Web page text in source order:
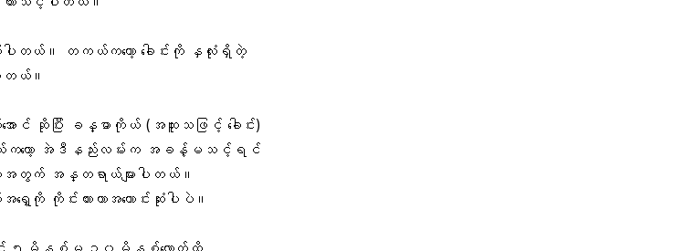
ပါတယ်။ တကယ်ကတော့ ခေါင်းကို နှလုံးရှိတဲ့
တယ်။
က်အောင် ဆိုပြီး ခန္ဓာကိုယ် (အထူးသဖြင့် ခေါင်း)
ကယ်ကတော့ အဲဒီနည်းလမ်းက အခန့်မသင့်ရင်
တွက် အန္တရာယ်များပါတယ်။
ကို ကိုင်းထားတာအကောင်းဆုံးပါပဲ။